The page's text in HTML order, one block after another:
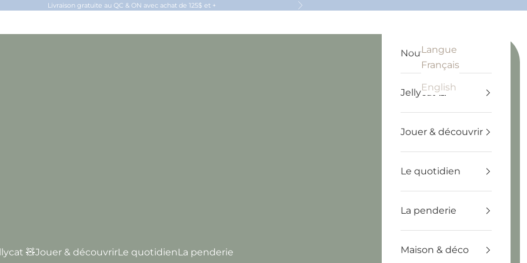
Livraison gratuite au QC & ON avec achat de 125$ et + Suivant
🧸Jouer & découvrirLe quotidienLa penderie
Français
Langue
Français
English
Recherche
Panier
Nouveautés
Jellycat 🧸
Jouer & découvrir
Le quotidien
La penderie
Maison & déco